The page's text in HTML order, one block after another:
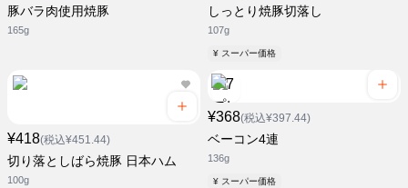
豚バラ肉使用焼豚
165g
しっとり焼豚切落し
107g
¥ スーパー価格
¥418(税込¥451.44)
切り落としばら焼豚 日本ハム
100g
¥368(税込¥397.44)
ベーコン4連
136g
¥ スーパー価格